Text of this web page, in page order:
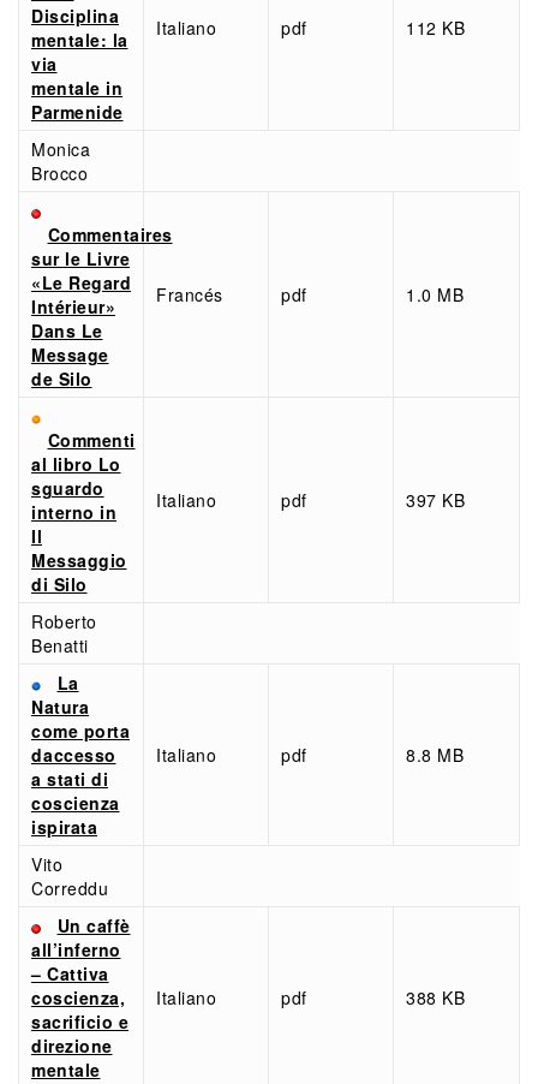
Disciplina
mentale: la
via
mentale in
Parmenide
Italiano pdf 112 KB
Monica
Brocco
Commentaires
sur le Livre
«Le Regard
Intérieur»
Dans Le
Message
de Silo
Francés pdf 1.0 MB
Commenti
al libro Lo
sguardo
interno in
Il
Messaggio
di Silo
Italiano pdf 397 KB
Roberto
Benatti
La
Natura
come porta
daccesso
a stati di
coscienza
ispirata
Italiano pdf 8.8 MB
Vito
Correddu
Un caffè
all’inferno
– Cattiva
coscienza,
sacrificio e
direzione
mentale
Italiano pdf 388 KB